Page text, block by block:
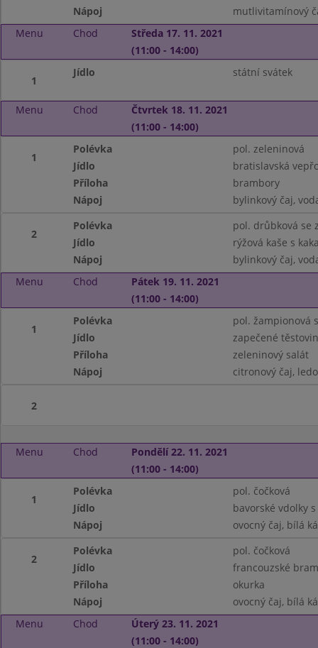
Nápoj
mutlivitamínový
Menu
Chod
Středa 17. 11. 2021
(11:00 - 14:00)
1
Jídlo státní svátek
Menu Chod
Čtvrtek 18. 11. 2021
(11:00 - 14:00)
1
Polévka
pol. zeleninová
Jídlo
bratislavská
Příloha
brambory
Nápoj
bylinkový čaj,
2
Polévka
pol. drůbková se
Jídlo
rýžová kaše s
Nápoj
bylinkový čaj,
Menu
Chod
Pátek 19. 11. 2021
(11:00 - 14:00)
1
Polévka
pol. žampionová
Jídlo
zapečené
Příloha
zeleninový salát
Nápoj
citronový čaj,
2
Menu Chod
Pondělí 22. 11. 2021
(11:00 - 14:00)
1
Polévka
pol. čočková
Jídlo
bavorské vdolky
Nápoj
ovocný čaj, bílá
2
Polévka
pol. čočková
Jídlo
francouzské
Příloha
okurka
Nápoj
ovocný čaj, bílá
Menu
Chod
Úterý 23. 11. 2021
(11:00 - 14:00)